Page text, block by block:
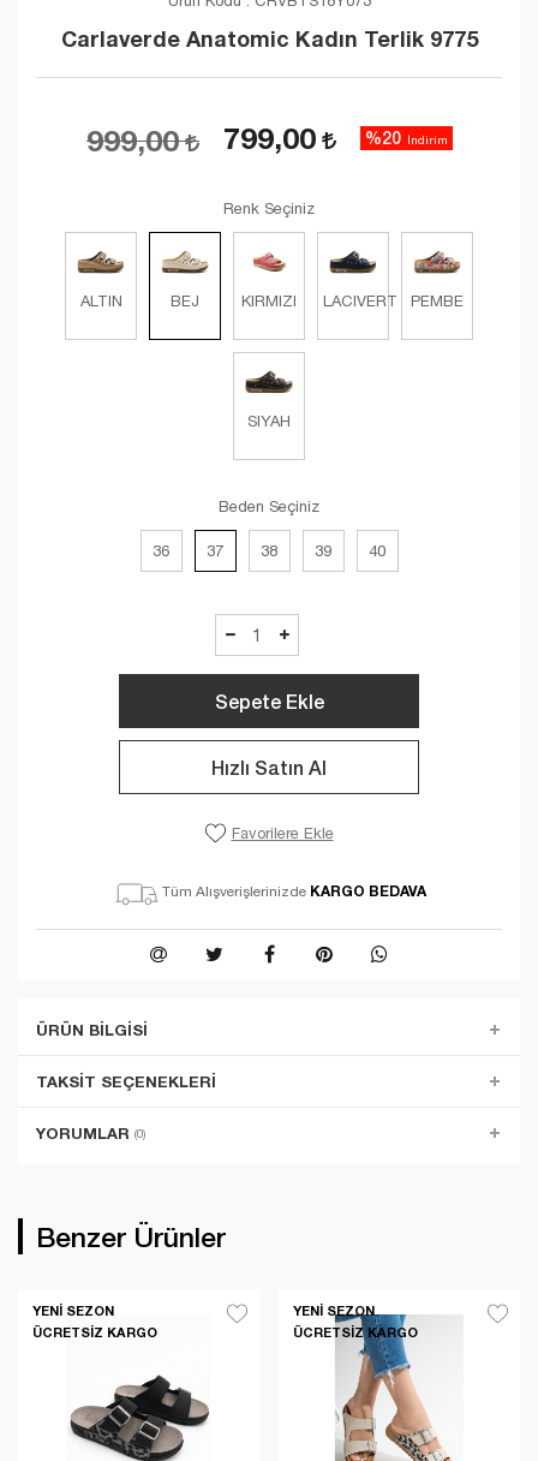
Carlaverde Anatomic Kadın Terlik 9775
999,00 799,00 %20 İndirim
Renk Seçiniz
ALTIN BEJ KIRMIZI LACIVERT PEMBE
SIYAH
Beden Seçiniz
36 37 38 39 40
Sepete Ekle
Hızlı Satın Al
Favorilere Ekle
Tüm Alışverişlerinizde KARGO BEDAVA
ÜRÜN BILGISI
TAKSIT SEÇENEKLERI
YORUMLAR (0)
Benzer Ürünler
YENI SEZON
ÜCRETSIZ KARGO
YENI SEZON
ÜCRETSIZ KARGO